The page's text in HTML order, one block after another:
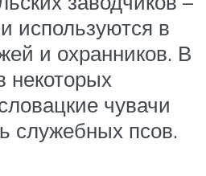
используются в
и охранников. В
некоторых
чувачи
служебных псов.